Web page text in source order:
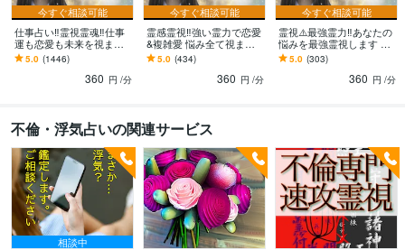
Stable Diffusion:3年 Perplexity AI:3年Adobe Premiere Pro:15年
Final Cut Pro:15年
その他ツール
Claude Code:2年NotebookLM:2年 Bolt.new:2年
占い 【霊視】生まれ持った力で彼の本音を霊視
恋愛 彼の気持ち 複雑愛 霊視 ヒーリング 霊感 霊聴 結婚
復縁
スピリチュアル
占い 【霊視】職場・仕事の人間関係
仕事 ビジネス 経営 人間関係 転職 上司 出世 異動
仕事占い
お仕事
語学力
今すぐ相談可能
仕事占い‼️霊視霊魂‼️仕事
運も恋愛も未来を視ます
仕事の転機・恋の結末・
相手の本音、霊視で全て
を即座に伝えます
5.0 (1446)
360 円 /分
今すぐ相談可能
霊感霊視‼️強い霊力で恋愛
&複雑愛 悩み全て視ます
恋愛・複雑愛・主婦の悩
み・人間関係 金運・⭐霊
5.0 (434)
360 円 /分
今すぐ相談可能
霊視⚠️最強霊力‼️あなたの
悩みを最強霊視します 霊
視で明らかに！ズバッと
霊視、結婚、離婚、複雑
5.0 (303)
360 円 /分
不倫・浮気占いの関連サービス
相談中